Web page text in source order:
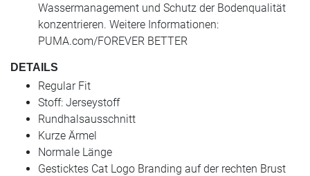
Wassermanagement und Schutz der Bodenqualität
konzentrieren. Weitere Informationen:
PUMA.com/FOREVER BETTER
DETAILS
Regular Fit
Stoff: Jerseystoff
Rundhalsausschnitt
Kurze Ärmel
Normale Länge
Gesticktes Cat Logo Branding auf der rechten Brust